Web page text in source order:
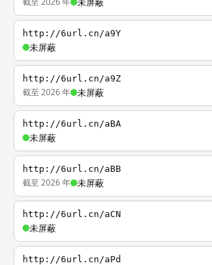
http://6url.cn/a9Y
未屏蔽
http://6url.cn/a9Z
截至 2026 年 未屏蔽
http://6url.cn/aBA
未屏蔽
http://6url.cn/aBB
截至 2026 年 未屏蔽
http://6url.cn/aCN
未屏蔽
http://6url.cn/aPd